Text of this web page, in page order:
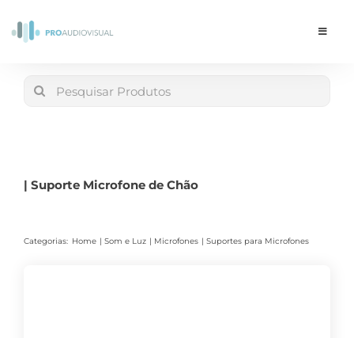
Toggle
Search
| Suporte Microfone de Chão
Categorias: Home Som e Luz Microfones Suportes para Microfones